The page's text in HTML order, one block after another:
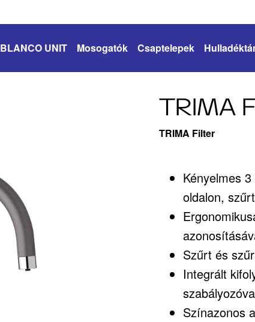
BLANCO UNIT Mosogatók Csaptelepek
TRIMA
TRIMA Filter
Kényelmes
oldalon,
Szűrt és
Integrált
Színazonos